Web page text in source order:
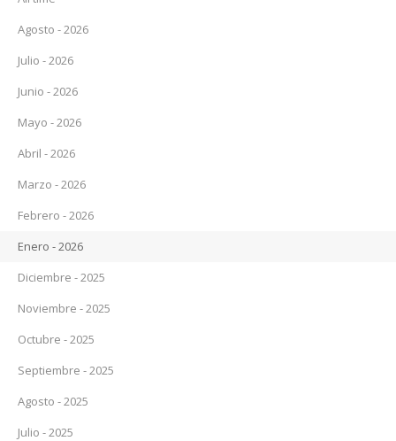
Agosto - 2026
Julio - 2026
Junio - 2026
Mayo - 2026
Abril - 2026
Marzo - 2026
Febrero - 2026
Enero - 2026
Diciembre - 2025
Noviembre - 2025
Octubre - 2025
Septiembre - 2025
Agosto - 2025
Julio - 2025